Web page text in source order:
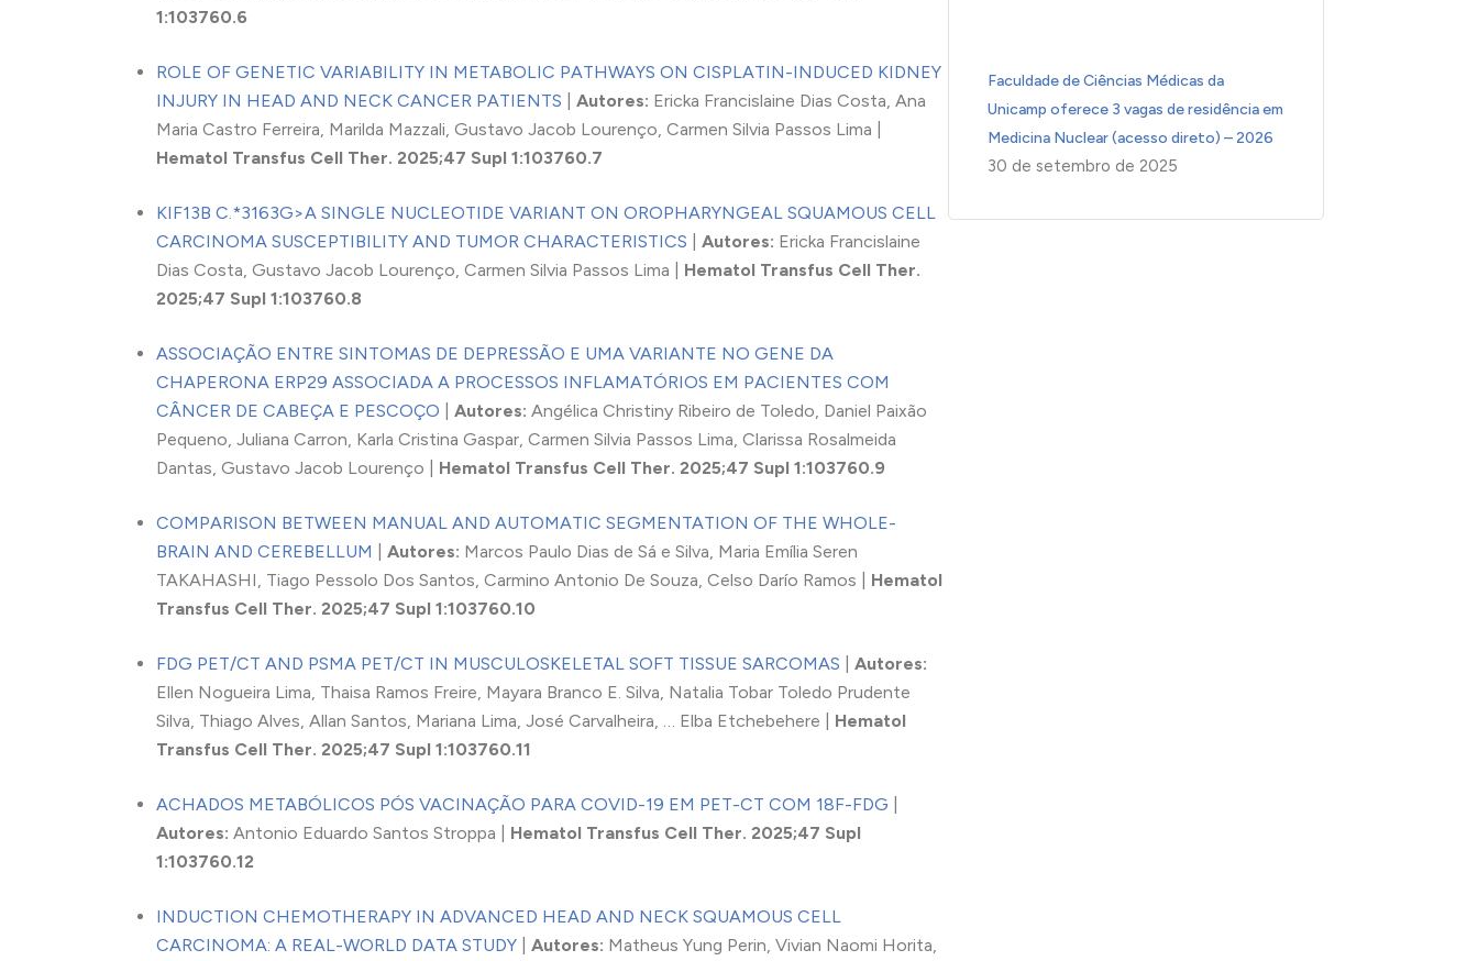
1:103760.6
ROLE OF GENETIC VARIABILITY IN METABOLIC PATHWAYS ON CISPLATIN-INDUCED KIDNEY
INJURY IN HEAD AND NECK CANCER PATIENTS
Autores: Ericka Francislaine Dias Costa, Ana
Maria Castro Ferreira, Marilda Mazzali, Gustavo Jacob Lourenço, Carmen Silvia Passos Lima |
Hematol Transfus Cell Ther. 2025;47 Supl 1:103760.7
KIF13B C.*3163G>A SINGLE NUCLEOTIDE VARIANT ON OROPHARYNGEAL SQUAMOUS CELL
CARCINOMA SUSCEPTIBILITY AND TUMOR CHARACTERISTICS
Autores: Ericka Francislaine
Dias Costa, Gustavo Jacob Lourenço, Carmen Silvia Passos Lima | Hematol Transfus Cell Ther.
2025;47 Supl 1:103760.8
ASSOCIAÇÃO ENTRE SINTOMAS DE DEPRESSÃO E UMA VARIANTE NO GENE DA
CHAPERONA ERP29 ASSOCIADA A PROCESSOS INFLAMATÓRIOS EM PACIENTES COM
CÂNCER DE CABEÇA E PESCOÇO
Autores: Angélica Christiny Ribeiro de Toledo, Daniel Paixão
Pequeno, Juliana Carron, Karla Cristina Gaspar, Carmen Silvia Passos Lima, Clarissa Rosalmeida
Dantas, Gustavo Jacob Lourenço | Hematol Transfus Cell Ther. 2025;47 Supl 1:103760.9
COMPARISON BETWEEN MANUAL AND AUTOMATIC SEGMENTATION OF THE WHOLE-
BRAIN AND CEREBELLUM
Autores: Marcos Paulo Dias de Sá e Silva, Maria Emília Seren
TAKAHASHI, Tiago Pessolo Dos Santos, Carmino Antonio De Souza, Celso Darío Ramos | Hematol
Transfus Cell Ther. 2025;47 Supl 1:103760.10
FDG PET/CT AND PSMA PET/CT IN MUSCULOSKELETAL SOFT TISSUE SARCOMAS
Autores:
Ellen Nogueira Lima, Thaisa Ramos Freire, Mayara Branco E. Silva, Natalia Tobar Toledo Prudente
Silva, Thiago Alves, Allan Santos, Mariana Lima, José Carvalheira, … Elba Etchebehere | Hematol
Transfus Cell Ther. 2025;47 Supl 1:103760.11
ACHADOS METABÓLICOS PÓS VACINAÇÃO PARA COVID-19 EM PET-CT COM 18F-FDG
Autores: Antonio Eduardo Santos Stroppa | Hematol Transfus Cell Ther. 2025;47 Supl
1:103760.12
INDUCTION CHEMOTHERAPY IN ADVANCED HEAD AND NECK SQUAMOUS CELL
CARCINOMA: A REAL-WORLD DATA STUDY
Autores: Matheus Yung Perin, Vivian Naomi Horita,
Faculdade de Ciências Médicas da
Unicamp oferece 3 vagas de residência em
Medicina Nuclear (acesso direto) – 2026
30 de setembro de 2025